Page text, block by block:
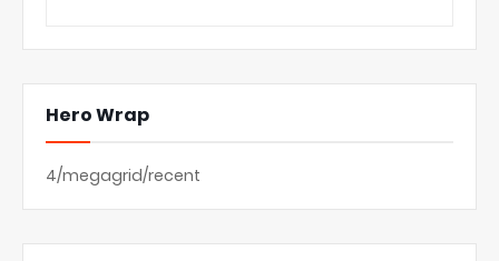
Hero Wrap
4/megagrid/recent